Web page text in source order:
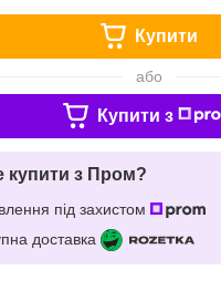
Купити
або
Купити з
купити з Пром?
під захистом
доставка